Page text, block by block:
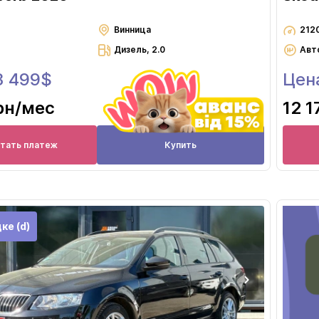
Винница
Дизель, 2.0
499$
/мес
платеж Купить
12
(d)